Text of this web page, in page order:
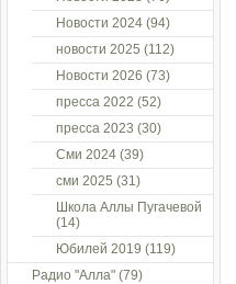
Новости 2024 (94)
новости 2025 (112)
Новости 2026 (73)
пресса 2022 (52)
пресса 2023 (30)
Сми 2024 (39)
сми 2025 (31)
Школа Аллы Пугачевой
(14)
Юбилей 2019 (119)
Радио "Алла" (79)